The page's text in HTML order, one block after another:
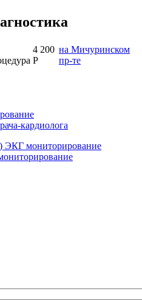
4 200
Р
на Мичуринском
пр-те
кардиолога
ЭКГ мониторирование